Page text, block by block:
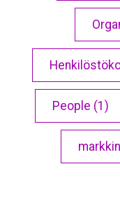
People (1)